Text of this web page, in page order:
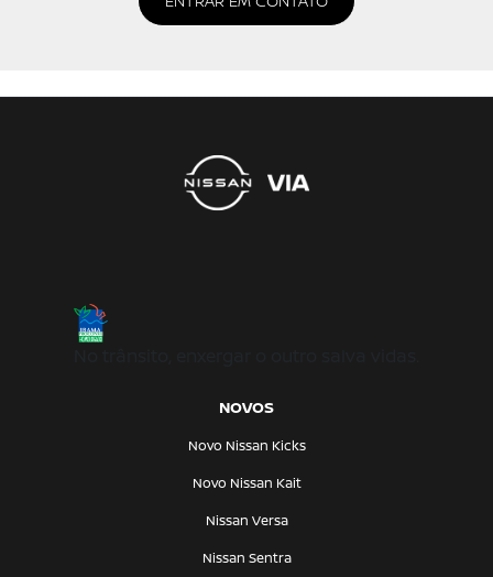
NOVOS
Novo Nissan Kicks
Novo Nissan Kait
Nissan Versa
Nissan Sentra